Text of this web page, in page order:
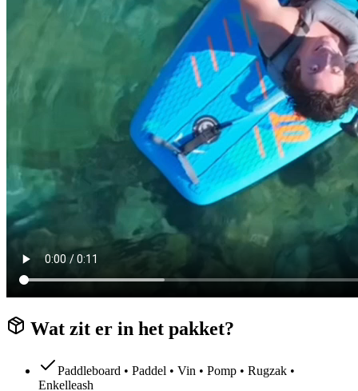
Wat zit er in het pakket?
Paddleboard • Paddel • Vin • Pomp • Rugzak •
Enkelleash